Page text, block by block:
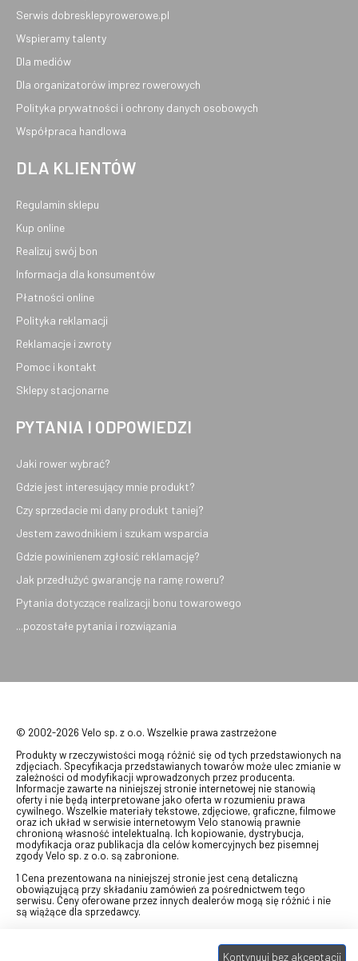
Serwis dobresklepyrowerowe.pl
Wspieramy talenty
Dla mediów
Dla organizatorów imprez rowerowych
Polityka prywatności i ochrony danych osobowych
Współpraca handlowa
DLA KLIENTÓW
Regulamin sklepu
Kup online
Realizuj swój bon
Informacja dla konsumentów
Płatności online
Polityka reklamacji
Reklamacje i zwroty
Pomoc i kontakt
Sklepy stacjonarne
PYTANIA I ODPOWIEDZI
Jaki rower wybrać?
Gdzie jest interesujący mnie produkt?
Czy sprzedacie mi dany produkt taniej?
Jestem zawodnikiem i szukam wsparcia
Gdzie powinienem zgłosić reklamację?
Jak przedłużyć gwarancję na ramę roweru?
Pytania dotyczące realizacji bonu towarowego
...pozostałe pytania i rozwiązania
© 2002-2026 Velo sp. z o.o. Wszelkie prawa zastrzeżone
Produkty w rzeczywistości mogą różnić się od tych przedstawionych na
zdjęciach. Specyfikacja przedstawianych towarów może ulec zmianie w
zależności od modyfikacji wprowadzonych przez producenta.
Informacje zawarte na niniejszej stronie internetowej nie stanowią
oferty i nie będą interpretowane jako oferta w rozumieniu prawa
cywilnego. Wszelkie materiały tekstowe, zdjęciowe, graficzne, filmowe
oraz ich układ w serwisie internetowym Velo stanowią prawnie
chronioną własność intelektualną. Ich kopiowanie, dystrybucja,
modyfikacja oraz publikacja dla celów komercyjnych bez pisemnej
zgody Velo sp. z o.o. są zabronione.
1 Cena prezentowana na niniejszej stronie jest ceną detaliczną
obowiązującą przy składaniu zamówień za pośrednictwem tego
serwisu. Ceny oferowane przez innych dealerów mogą się różnić i nie
są wiążące dla sprzedawcy.
swój bon" na towary z oferty VELO, aktualnie dostępnej na stronie
, w ramach sprzedaży premiowej. Dowiedz się jak
Kontynuuj bez akceptacji